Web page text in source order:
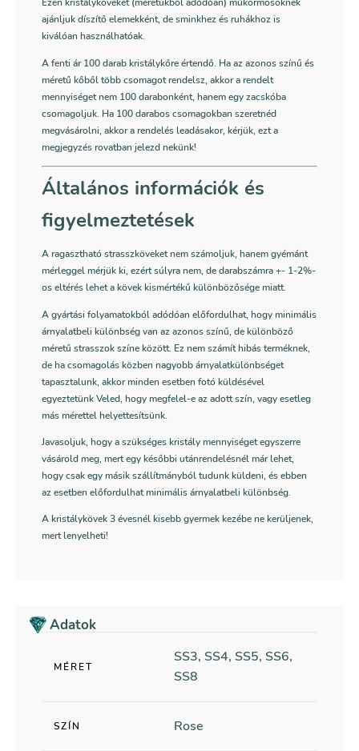
Ezen kristályköveket (méretükből adódóan) műkörmösöknek
ajánljuk díszítő elemekként, de sminkhez és ruhákhoz is
kiválóan használhatóak.
A fenti ár 100 darab kristálykőre értendő. Ha az azonos színű és
méretű kőből több csomagot rendelsz, akkor a rendelt
mennyiséget nem 100 darabonként, hanem egy zacskóba
csomagoljuk. Ha 100 darabos csomagokban szeretnéd
megvásárolni, akkor a rendelés leadásakor, kérjük, ezt a
megjegyzés rovatban jelezd nekünk!
Általános információk és
figyelmeztetések
A ragasztható strasszköveket nem számoljuk, hanem gyémánt
mérleggel mérjük ki, ezért súlyra nem, de darabszámra +- 1-2%-
os eltérés lehet a kövek kismértékű különbözősége miatt.
A gyártási folyamatokból adódóan előfordulhat, hogy minimális
árnyalatbeli különbség van az azonos színű, de különböző
méretű strasszok színe között. Ez nem számít hibás terméknek,
de ha csomagolás közben nagyobb árnyalatkülönbséget
tapasztalunk, akkor minden esetben fotó küldésével
egyeztetünk Veled, hogy megfelel-e az adott szín, vagy esetleg
más mérettel helyettesítsünk.
Javasoljuk, hogy a szükséges kristály mennyiséget egyszerre
vásárold meg, mert egy későbbi utánrendelésnél már lehet,
hogy csak egy másik szállítmányból tudunk küldeni, és ebben
az esetben előfordulhat minimális árnyalatbeli különbség.
A kristálykövek 3 évesnél kisebb gyermek kezébe ne kerüljenek,
mert lenyelheti!
Adatok
MÉRET
SS3, SS4, SS5, SS6,
SS8
SZÍN Rose